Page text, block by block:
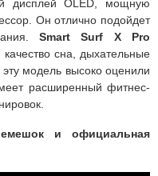
дисплей OLED, мощную
Он отлично подойдет
Smart Surf X Pro
сна, дыхательные
модель высоко оценили
расширенный фитнес-
и официальная